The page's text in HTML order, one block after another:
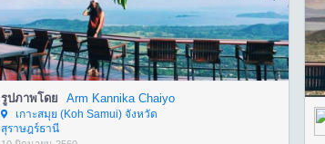
รูปภาพโดย Arm Kannika Chaiyo
เกาะสมุย (Koh Samui) จังหวัด
สุราษฎร์ธานี